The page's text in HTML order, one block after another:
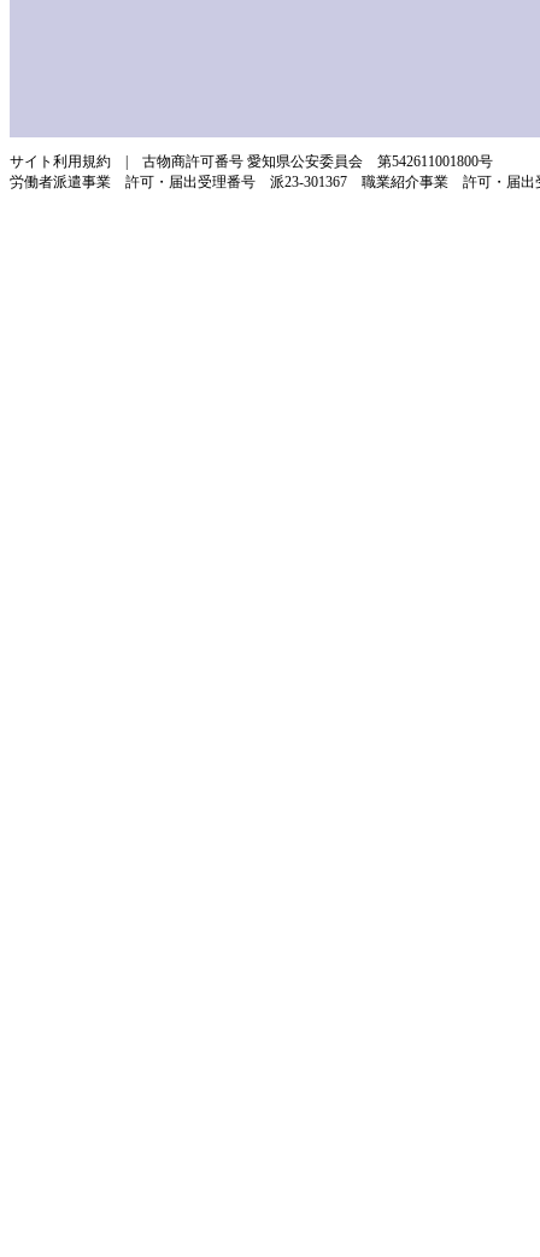
サイト利用規約 | 古物商許可番号 愛知県公安委員会 第542611001800号
労働者派遣事業 許可・届出受理番号 派23-301367 職業紹介事業 許可・届出